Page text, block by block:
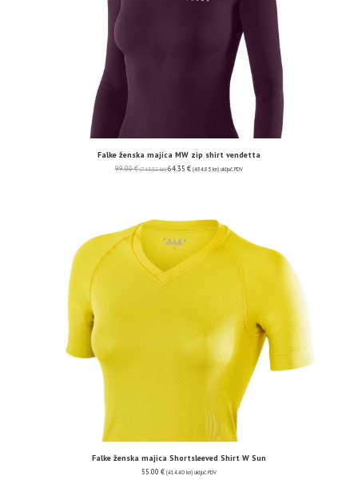
Falke ženska majica MW zip shirt vendetta
99.00€ (745.92 kn) 64.35 € (484.85 kn) uključ. PDV
Falke ženska majica Shortsleeved Shirt W Sun
55.00 € (414.40 kn) uključ. PDV